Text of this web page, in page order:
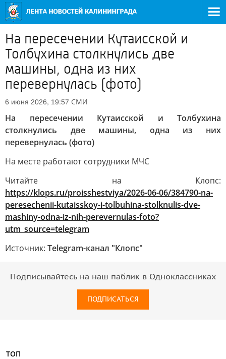
На пересечении Кутаисской и
Толбухина столкнулись две
машины, одна из них
перевернулась (фото)
6 июня 2026, 19:57 СМИ
На пересечении Кутаисской и Толбухина
столкнулись две машины, одна из них
перевернулась (фото)
На месте работают сотрудники МЧС
Читайте на Клопс:
https://klops.ru/proisshestviya/2026-06-06/384790-na-
peresechenii-kutaisskoy-i-tolbuhina-stolknulis-dve-
mashiny-odna-iz-nih-perevernulas-foto?
utm_source=telegram
Источник: Telegram-канал "Клопс"
Подписывайтесь на наш паблик в Одноклассниках
ПОДПИСАТЬСЯ
ТОП